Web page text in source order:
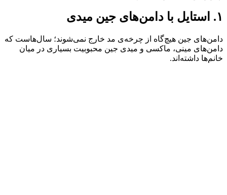
۱. استایل با دامن‌های جین میدی
دامن‌های جین هیچ‌گاه از چرخه‌ی مد خارج نمی‌شوند؛ سال‌هاست که
دامن‌های مینی، ماکسی و میدی جین محبوبیت بسیاری در میان
خانم‌ها داشته‌اند.